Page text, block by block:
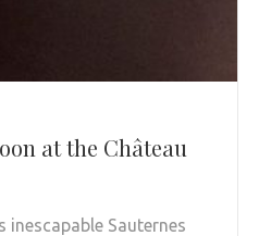
at the Château
inescapable Sauternes